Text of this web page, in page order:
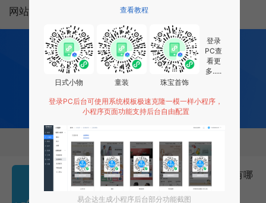
网站建设怎样提升网站信誉？三个方法分享
免费试用小程序
200 多项功能全部免费开发
全行业场景 适用
0 成本 0 门槛 一键生成
让每个商家都拥有适合自己的小程序
相关推荐
网站建设：互联网营销发展的趋势有哪
些？8大发展趋势总结
查看教程
日式小物 童装 珠宝首饰
登录
PC查
看更
多.....
登录PC后台可使用系统模板极速克隆一模一样小程序，
小程序页面功能支持后台自由配置
易企达生成小程序后台部分功能截图